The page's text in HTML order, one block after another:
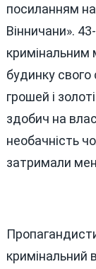
посиланням на
Вінничани».
кримінальним
будинку свого
грошей і
здобич на
необачність
затримали
кримінальний